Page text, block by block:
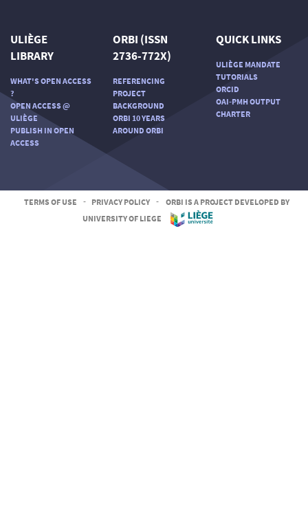
ULIÈGE
LIBRARY
WHAT'S OPEN ACCESS
?
OPEN ACCESS @
ULIÈGE
PUBLISH IN OPEN
ACCESS
ORBI (ISSN
2736-772X)
REFERENCING
PROJECT
BACKGROUND
ORBI 10 YEARS
AROUND ORBI
QUICK LINKS
ULIÈGE MANDATE
TUTORIALS
ORCID
OAI-PMH OUTPUT
CHARTER
TERMS OF USE - PRIVACY POLICY -
ORBI IS A PROJECT DEVELOPED BY
UNIVERSITY OF LIEGE